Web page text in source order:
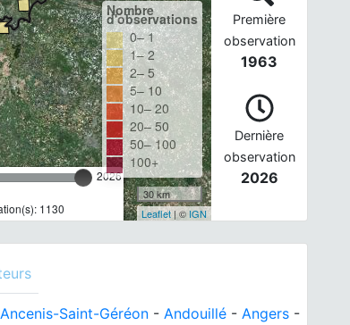
2026
1130
Nombre
d'observations
0– 1
1– 2
2– 5
5– 10
10– 20
20– 50
50– 100
100+
30 km
Leaflet| © IGN
Première
observation
1963
Dernière
observation
2026
Ancenis-Saint-Géréon - Andouillé - Angers -